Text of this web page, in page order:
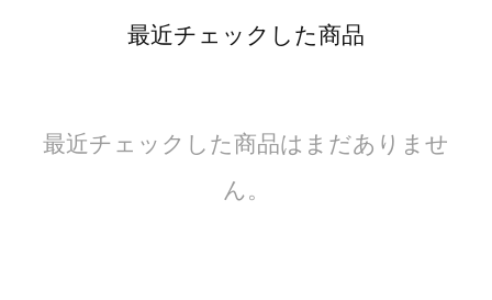
最近チェックした商品
最近チェックした商品はまだありませ
ん。